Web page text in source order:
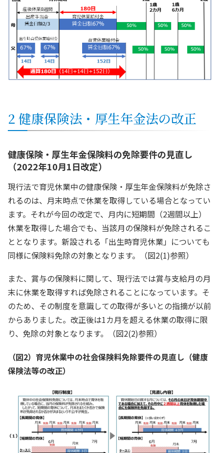
2 健康保険法・厚生年金法の改正
健康保険・厚生年金保険料の免除要件の見直し
（2022年10月1日改定）
現行法で育児休業中の健康保険・厚生年金保険料が免除さ
れるのは、月末時点で休業を取得している場合となってい
ます。それが今回の改定で、月内に短期間（2週間以上）
休業を取得した場合でも、当該月の保険料が免除されるこ
ととなります。新設される「出生時育児休業」についても
同様に保険料免除の対象となります。（図2(1)参照）
また、賞与の保険料に関して、現行法では賞与支給月の月
末に休業を取得すれば免除されることになっています。そ
のため、その制度を意識しての取得が多いとの指摘が以前
からありました。改正後は1カ月を超える休業の取得に限
り、免除の対象となります。（図2(2)参照）
（図2）育児休業中の社会保険料免除要件の見直し（健康
保険法等の改正）